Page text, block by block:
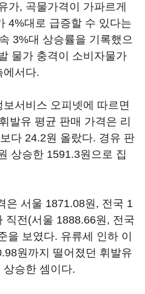
가, 곡물가격이 가파르게
4%대로 급증할 수 있다는
3%대 상승률을 기록했으
물가 충격이 소비자물가
에서다.
서비스 오피넷에 따르면
발유 평균 판매 가격은 리
다 24.2원 올랐다. 경유 판
상승한 1591.3원으로 집
은 서울 1871.08원, 전국 1
직전(서울 1888.66원, 전국
을 보였다. 유류세 인하 이
원까지 떨어졌던 휘발유
승한 셈이다.